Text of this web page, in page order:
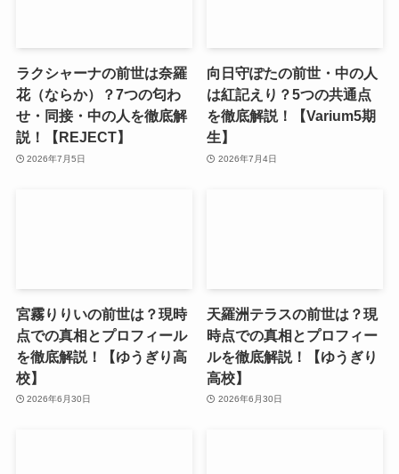
ラクシャーナの前世は奈羅
花（ならか）？7つの匂わ
せ・同接・中の人を徹底解
説！【REJECT】
2026年7月5日
向日守ぽたの前世・中の人
は紅記えり？5つの共通点
を徹底解説！【Varium5期
生】
2026年7月4日
宮霧りりいの前世は？現時
点での真相とプロフィール
を徹底解説！【ゆうぎり高
校】
2026年6月30日
天羅洲テラスの前世は？現
時点での真相とプロフィー
ルを徹底解説！【ゆうぎり
高校】
2026年6月30日